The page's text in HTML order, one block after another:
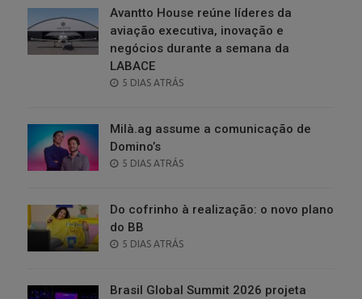
Avantto House reúne líderes da
aviação executiva, inovação e
negócios durante a semana da
LABACE
POSTED
5 DIAS ATRÁS
Milà.ag assume a comunicação de
Domino’s
POSTED
5 DIAS ATRÁS
Do cofrinho à realização: o novo plano
do BB
POSTED
5 DIAS ATRÁS
Brasil Global Summit 2026 projeta